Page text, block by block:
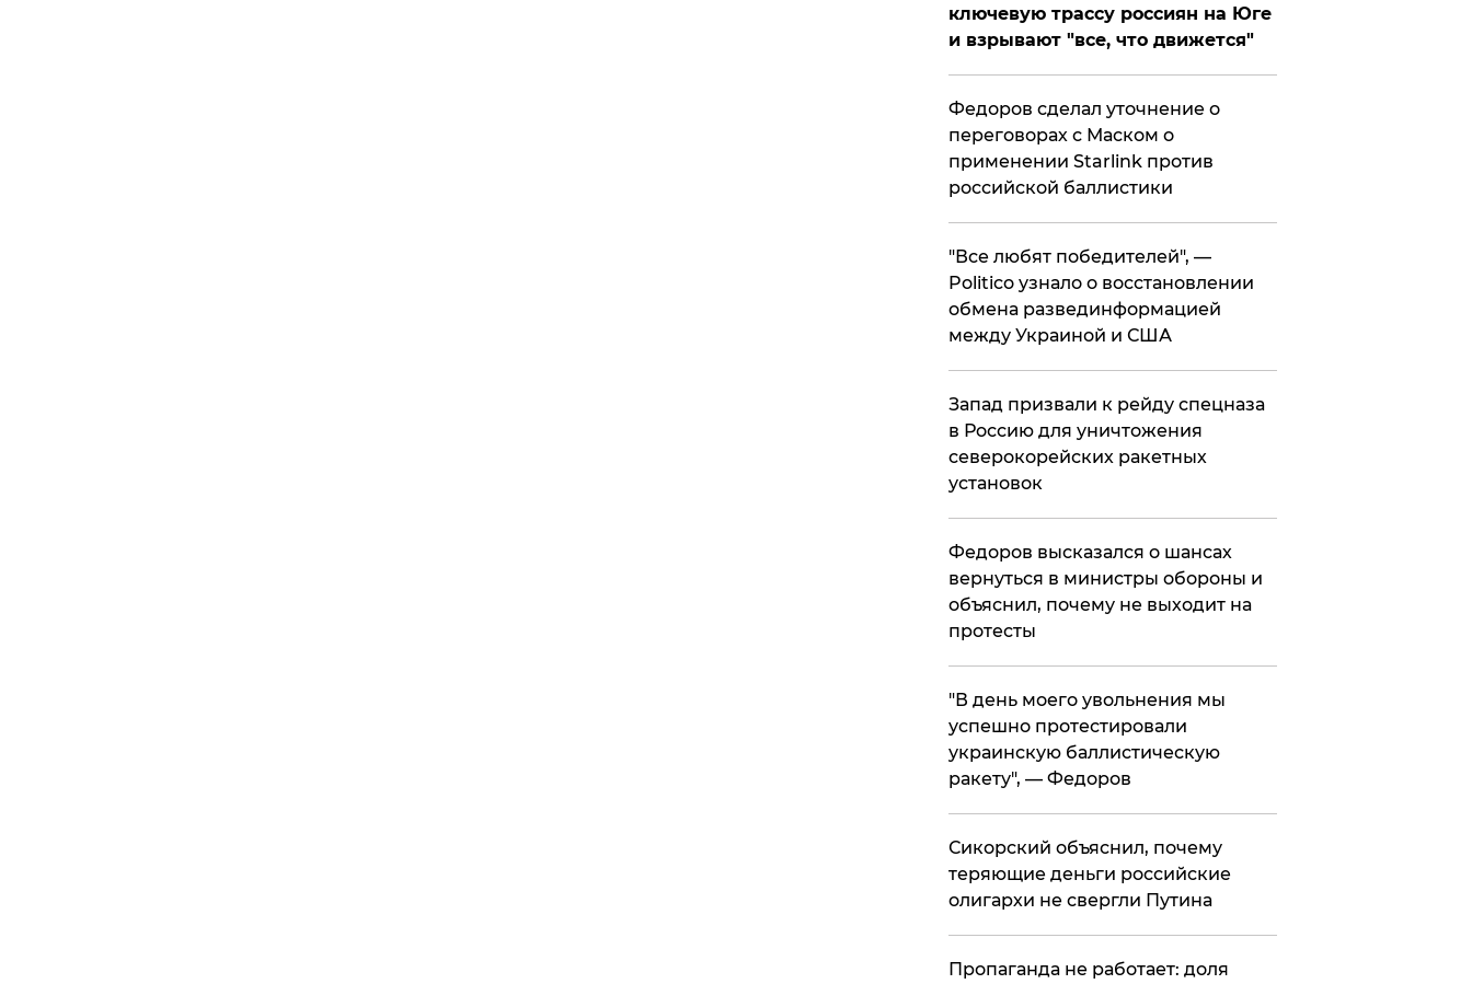
ключевую трассу россиян на Юге
и взрывают "все, что движется"
Федоров сделал уточнение о
переговорах с Маском о
применении Starlink против
российской баллистики
​"Все любят победителей", —
Politico узнало о восстановлении
обмена развединформацией
между Украиной и США
Запад призвали к рейду спецназа
в Россию для уничтожения
северокорейских ракетных
установок
Федоров высказался о шансах
вернуться в министры обороны и
объяснил, почему не выходит на
протесты
​"В день моего увольнения мы
успешно протестировали
украинскую баллистическую
ракету", — Федоров
Сикорский объяснил, почему
теряющие деньги российские
олигархи не свергли Путина
​Пропаганда не работает: доля